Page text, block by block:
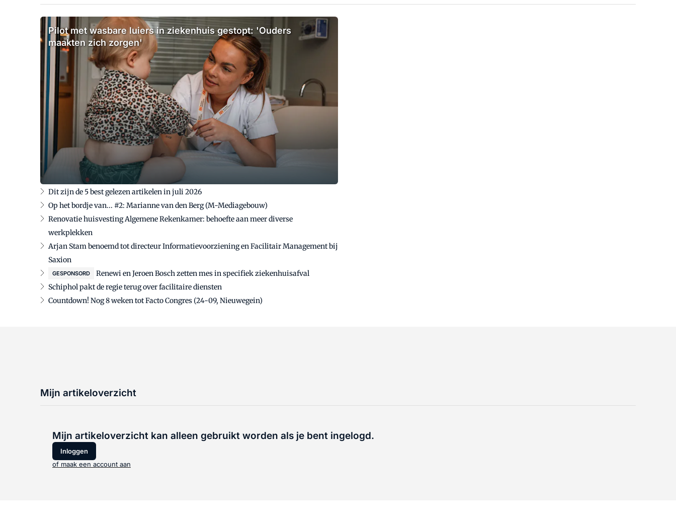
Pilot met wasbare luiers in ziekenhuis gestopt: 'Ouders
maakten zich zorgen'
Dit zijn de 5 best gelezen artikelen in juli 2026
Op het bordje van... #2: Marianne van den Berg (M-Mediagebouw)
Renovatie huisvesting Algemene Rekenkamer: behoefte aan meer diverse
werkplekken
Arjan Stam benoemd tot directeur Informatievoorziening en Facilitair Management bij
Saxion
GESPONSORD
Renewi en Jeroen Bosch zetten mes in specifiek ziekenhuisafval
Schiphol pakt de regie terug over facilitaire diensten
Countdown! Nog 8 weken tot Facto Congres (24-09, Nieuwegein)
Mijn artikeloverzicht
Mijn artikeloverzicht kan alleen gebruikt worden als je bent ingelogd.
Inloggen
of maak een account aan